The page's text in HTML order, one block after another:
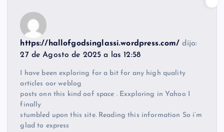
https://hallofgodsinglassi.wordpress.com/ dijo:
27 de Agosto de 2025 a las 12:58
I have been exploring for a bit for any high quality
articles oor weblog
posts onn this kind oof space . Exxploring in Yahoo I
finally
stumbled upon this site. Reading this information So i’m
glad to express